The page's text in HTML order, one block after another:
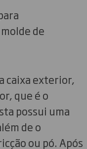
de
caixa exterior,
que é o
possui uma
de o
ou pó. Após